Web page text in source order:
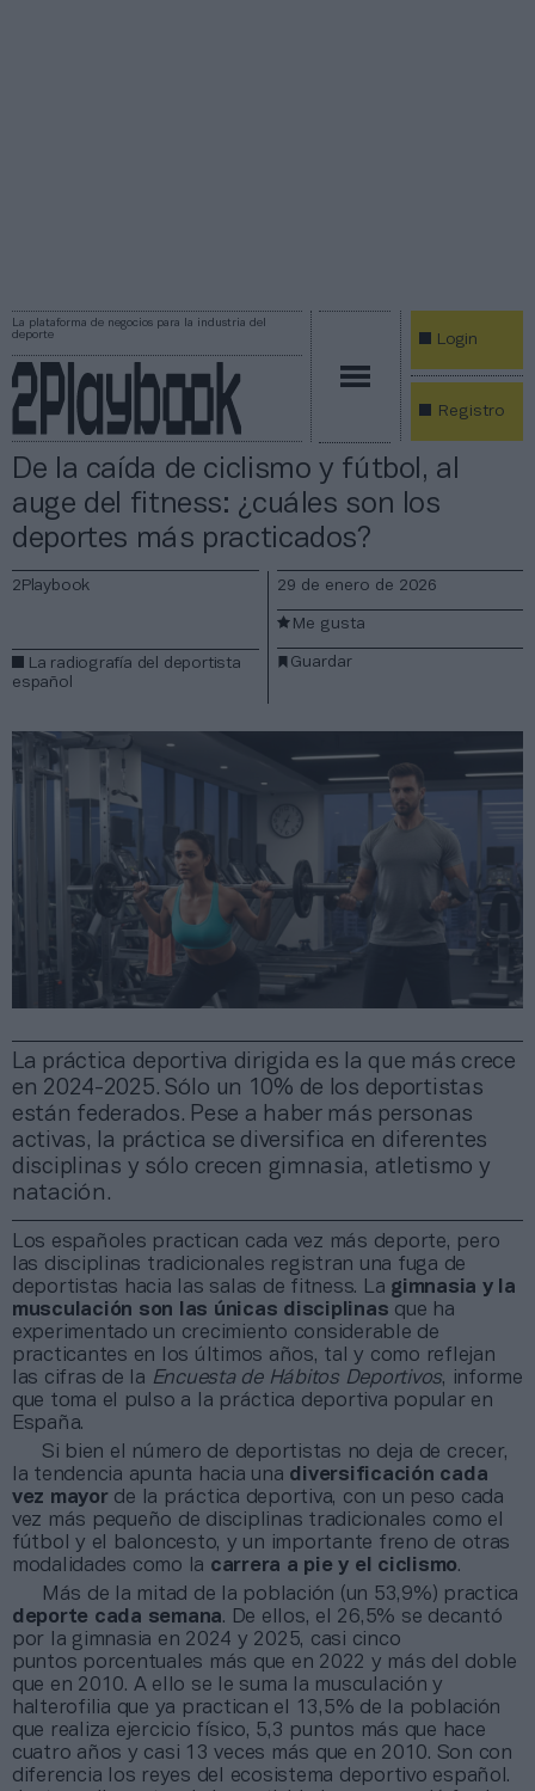
La plataforma de negocios para la industria del
deporte
Login
Registro
De la caída de ciclismo y fútbol, al
auge del fitness: ¿cuáles son los
deportes más practicados?
La práctica deportiva dirigida es la que más crece
en 2024-2025. Sólo un 10% de los deportistas
están federados. Pese a haber más personas
activas, la práctica se diversifica en diferentes
disciplinas y sólo crecen gimnasia, atletismo y
natación.
2Playbook
La radiografía del deportista
español
29 de enero de 2026
Guardar
Me gusta
Los españoles practican cada vez más deporte, pero
las disciplinas tradicionales registran una fuga de
deportistas hacia las salas de fitness. La gimnasia y la
musculación son las únicas disciplinas que ha
experimentado un crecimiento considerable de
practicantes en los últimos años, tal y como reflejan
las cifras de la Encuesta de Hábitos Deportivos, informe
que toma el pulso a la práctica deportiva popular en
España.
Si bien el número de deportistas no deja de crecer,
la tendencia apunta hacia una diversificación cada
vez mayor de la práctica deportiva, con un peso cada
vez más pequeño de disciplinas tradicionales como el
fútbol y el baloncesto, y un importante freno de otras
modalidades como la carrera a pie y el ciclismo.
Más de la mitad de la población (un 53,9%) practica
deporte cada semana. De ellos, el 26,5% se decantó
por la gimnasia en 2024 y 2025, casi cinco
puntos porcentuales más que en 2022 y más del doble
que en 2010. A ello se le suma la musculación y
halterofilia que ya practican el 13,5% de la población
que realiza ejercicio físico, 5,3 puntos más que hace
cuatro años y casi 13 veces más que en 2010. Son con
diferencia los reyes del ecosistema deportivo español.